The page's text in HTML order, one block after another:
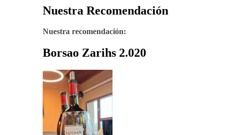
Nuestra Recomendación
Nuestra recomendación:
Borsao Zarihs 2.020